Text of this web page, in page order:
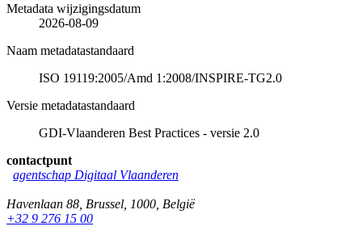
Metadata wijzigingsdatum
2026-08-09
Naam metadatastandaard
ISO 19119:2005/Amd 1:2008/INSPIRE-TG2.0
Versie metadatastandaard
GDI-Vlaanderen Best Practices - versie 2.0
contactpunt
agentschap Digitaal Vlaanderen
Havenlaan 88 Brussel 1000 België
+32 9 276 15 00